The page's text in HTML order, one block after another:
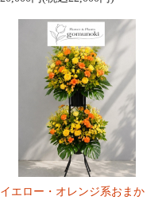
イエロー・オレンジ系おまか